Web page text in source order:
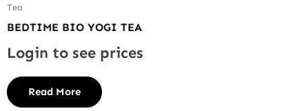
Tea
BEDTIME BIO YOGI TEA
Login to see prices
Read More